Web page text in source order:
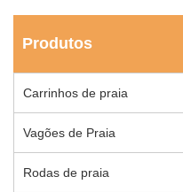
Produtos
Carrinhos de praia
Vagões de Praia
Rodas de praia